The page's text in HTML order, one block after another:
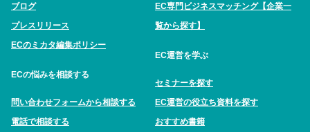
ブログ
プレスリリース
ECのミカタ編集ポリシー
ECの悩みを相談する
問い合わせフォームから相談する
電話で相談する
EC専門ビジネスマッチング【企業一
覧から探す】
EC運営を学ぶ
セミナーを探す
EC運営の役立ち資料を探す
おすすめ書籍